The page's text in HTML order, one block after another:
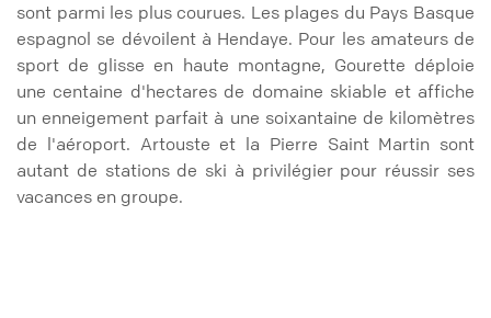
sont parmi les plus courues. Les plages du Pays Basque
espagnol se dévoilent à Hendaye. Pour les amateurs de
sport de glisse en haute montagne, Gourette déploie
une centaine d'hectares de domaine skiable et affiche
un enneigement parfait à une soixantaine de kilomètres
de l'aéroport. Artouste et la Pierre Saint Martin sont
autant de stations de ski à privilégier pour réussir ses
vacances en groupe.